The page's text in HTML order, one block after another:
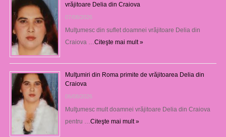
vrăjitoare Delia din Craiova
07/08/2026
Mulţumesc din suflet doamnei vrăjitoare Delia din
Craiova …Citeşte mai mult »
Mulţumiri din Roma primite de vrăjitoarea Delia din
Craiova
06/08/2026
Mulţumesc mult doamnei vrăjitoare Delia din Craiova
pentru …Citeşte mai mult »